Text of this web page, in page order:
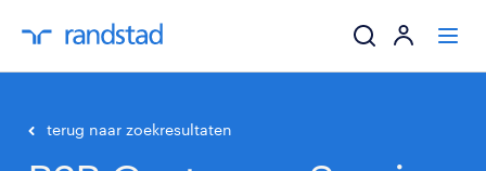
terug naar zoekresultaten